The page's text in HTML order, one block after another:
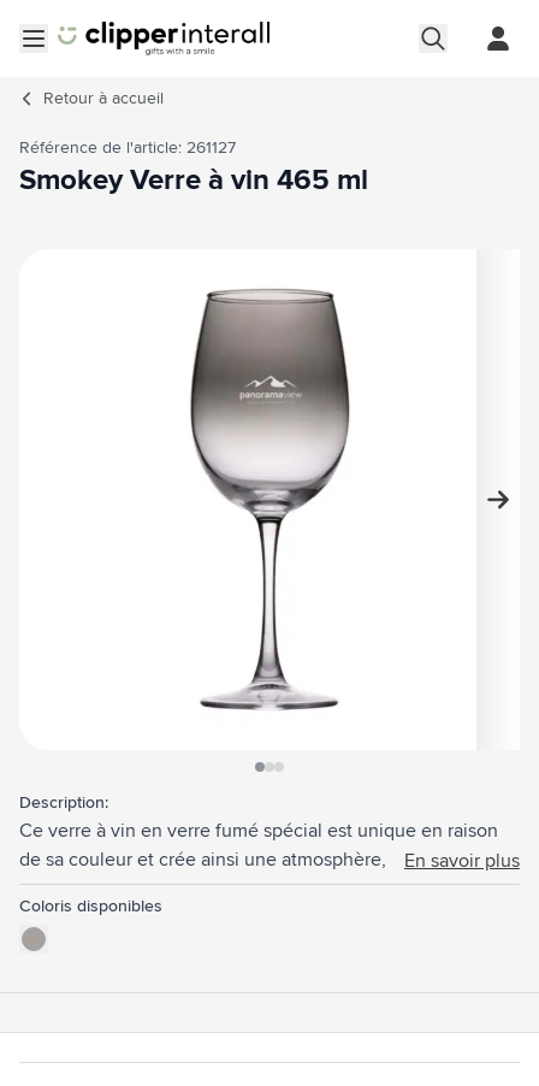
Retour à accueil
Référence de l'article: 261127
Smokey Verre à vin 465 ml
Description:
Ce verre à vin en verre fumé spécial est unique en raison
de sa couleur et crée ainsi une atmosphère, une
convivialité et une belle décoration sur la table. Chic et
tendance, il attire tous les regards lors d'une fête ou d'une
occasion spéciale. Bien entendu, ce verre convient
En savoir plus
Coloris disponibles